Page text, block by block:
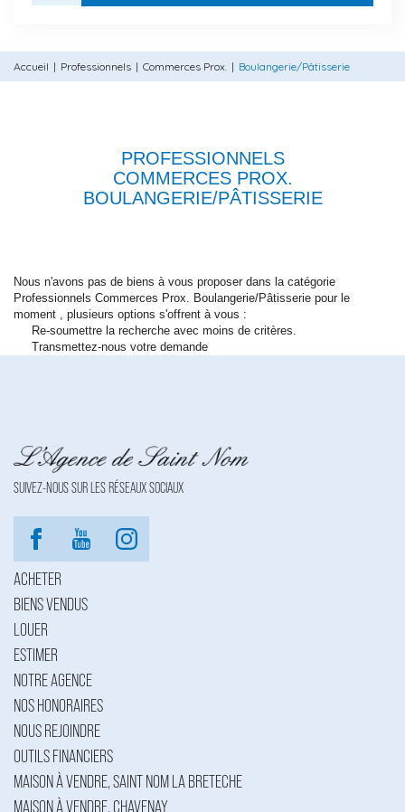
Accueil Professionnels Commerces Prox. Boulangerie/Pâtisserie
PROFESSIONNELS
COMMERCES PROX.
BOULANGERIE/PÂTISSERIE
Nous n'avons pas de biens à vous proposer dans la catégorie
Professionnels Commerces Prox. Boulangerie/Pâtisserie pour le
moment , plusieurs options s'offrent à vous :
Re-soumettre la recherche avec moins de critères.
Transmettez-nous votre demande
SUIVEZ-NOUS SUR LES RÉSEAUX SOCIAUX
ACHETER
BIENS VENDUS
LOUER
ESTIMER
NOTRE AGENCE
NOS HONORAIRES
NOUS REJOINDRE
OUTILS FINANCIERS
MAISON À VENDRE, SAINT NOM LA BRETECHE
MAISON À VENDRE, CHAVENAY